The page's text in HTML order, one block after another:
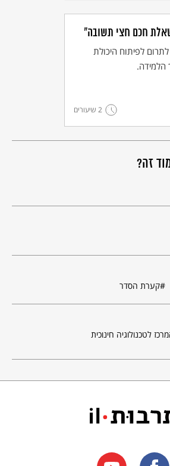
זה?
חכם חצי תשובה"
לפיתוח היכולת
הלמידה.
2 שיעורים
קערת הסדר
לטכנולוגיה חינוכית